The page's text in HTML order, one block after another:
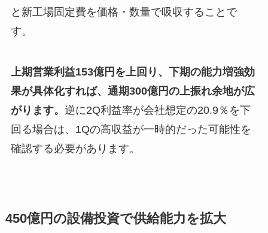
と新工場固定費を価格・数量で吸収することで
す。
上期営業利益153億円を上回り、下期の能力増強効
果が具体化すれば、通期300億円の上振れ余地が広
がります。 逆に2Q利益率が会社想定の20.9％を下
回る場合は、1Qの高収益が一時的だった可能性を
確認する必要があります。
450億円の設備投資で供給能力を拡大